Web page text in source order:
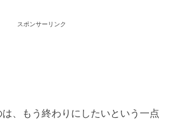
スポンサーリンク
、もう終わりにしたいという一点